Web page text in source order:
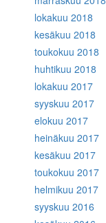
lokakuu 2018
kesäkuu 2018
toukokuu 2018
huhtikuu 2018
lokakuu 2017
syyskuu 2017
elokuu 2017
heinäkuu 2017
kesäkuu 2017
toukokuu 2017
helmikuu 2017
syyskuu 2016